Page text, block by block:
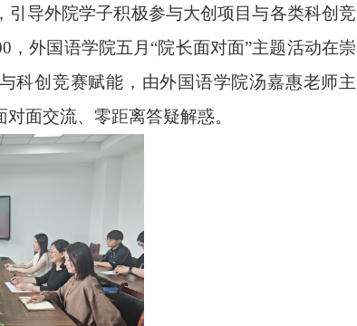
导外院学子积极参与大创项目与各类科创竞
，外国语学院五月“院长面对面”主题活动在崇
科创竞赛赋能 ，由外国语学院汤嘉惠老师主
面交流、零距离答疑解惑。